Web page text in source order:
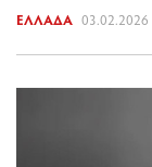
ΕΛΛΆΔΑ 03.02.2026